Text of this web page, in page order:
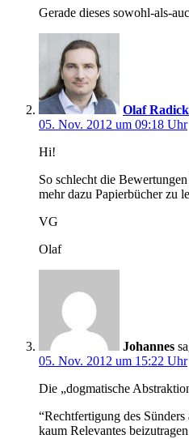
Gerade dieses sowohl-als-
Olaf
05. Nov. 2012 um 09:18 Uhr
Hi!
So schlecht die
mehr dazu Papierbücher zu
VG
Olaf
Johannes
05. Nov. 2012 um 15:22 Uhr
Die „dogmatische
“Rechtfertigung des
kaum Relevantes